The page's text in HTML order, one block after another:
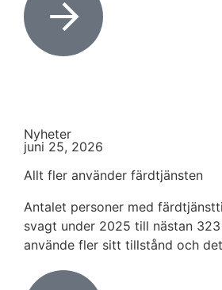
Nyheter
juni 25, 2026
Allt fler använder färdtjänsten
Antalet personer med
svagt under 2025 till nästan
använde fler sitt tillstånd och